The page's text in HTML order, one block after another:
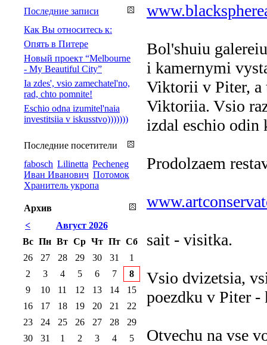
Bol'shuiu
i kamernymi
Viktorii v Piter, a
Viktoriia. Vsio
izdal eschio odin
Prodolzaem
sait - visitka.
Vsio dvizetsia,
poezdku v Piter -
Otvechu na vse
Последние записи
Как Вы относитесь к:
Опять в Питере
Новый проект “Melbourne
- My Beautiful City”
Ia zdes', vsio zamechatel'no,
rad, chto pomnite!
Eschio odna izumitel'naia
investitsiia v iskusstvo)))))))
Последние посетители
fabosch Lilinetta Pecheneg
Иван Иванович Потомок
Хранитель укропа
Архив
<
Август 2026
Вс Пн Вт Ср Чт Пт Сб
26
27 28 29 30 31
1
2
3 4 5 6 7
8
9
10 11 12 13 14
15
16
17 18 19 20 21
22
23
24 25 26 27 28
29
30
31 1 2 3 4 5